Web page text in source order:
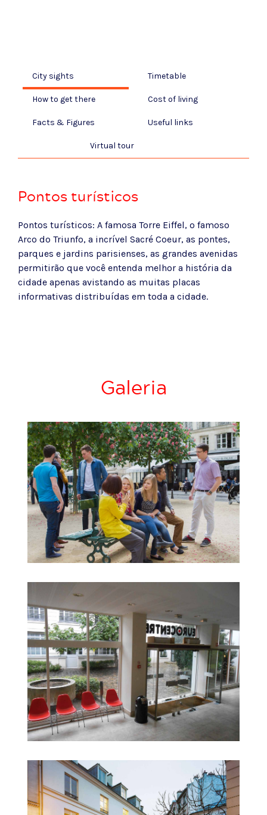
City sights Timetable
How to get there Cost of living
Facts & Figures Useful links
Virtual tour
Pontos turísticos
Pontos turísticos: A famosa Torre Eiffel, o famoso
Arco do Triunfo, a incrível Sacré Coeur, as pontes,
parques e jardins parisienses, as grandes avenidas
permitirão que você entenda melhor a história da
cidade apenas avistando as muitas placas
informativas distribuídas em toda a cidade.
Galeria